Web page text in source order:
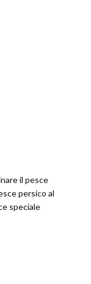
il pesce
persico al
speciale